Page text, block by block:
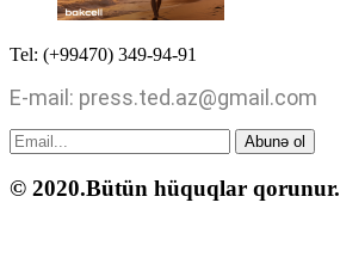
Tel: (+99470) 349-94-91
E-mail: press.ted.az@gmail.com
Abunə ol
© 2020.Bütün hüquqlar qorunur.